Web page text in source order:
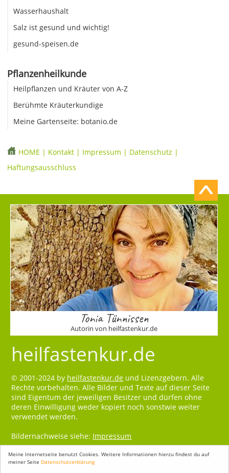
Meine Internetseite benutzt Cookies. Weitere Informationen hierzu findest du auf
meiner Seite Datenschutzerklärung
Wasserhaushalt
Salz ist gesund und wichtig!
gesund-speisen.de
Pflanzenheilkunde
Heilpflanzen und Kräuter von A-Z
Berühmte Kräuterkundige
Meine Gartenseite: botanio.de
HOME | Kontakt | Impressum | Datenschutz |
Haftungsausschluss
Tonia Tünnissen
Autorin von heilfastenkur.de
heilfastenkur.de
© 2001-2024 by heilfastenkur.de und Lizenzgebern. Alle
Rechte vorbehalten. Alle Bilder und Texte auf dieser Seite
sind Eigentum der jeweiligen Besitzer und dürfen ohne
deren Einwilligung weder kopiert noch sonstwie weiter
verwendet werden.
Bildernachweise siehe: Impressum